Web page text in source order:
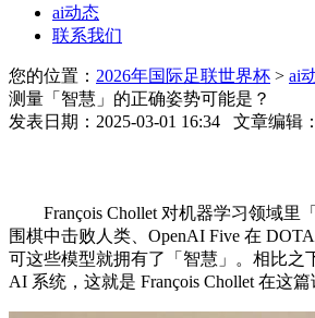
ai动态
联系我们
您的位置： 2026年国际足联世界杯 > ai
测量「智慧」的正确姿势可能是？
发表日期：2025-03-01 16:34 文章编
François Chollet 对机器学习领域里
围棋中击败人类、OpenAI Five 在
可这些模型就拥有了「智慧」。相比
AI 系统，这就是 François Chollet 在这